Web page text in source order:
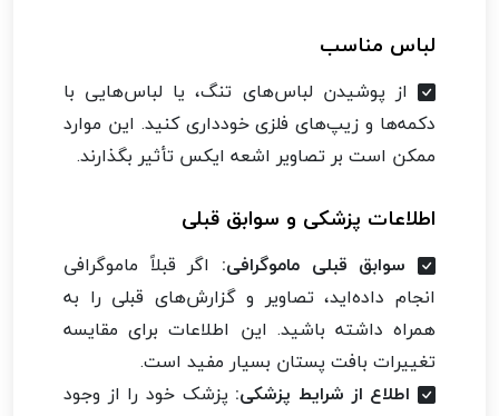
لباس مناسب
از پوشیدن لباس‌های تنگ، یا لباس‌هایی با
دکمه‌ها و زیپ‌های فلزی خودداری کنید. این موارد
ممکن است بر تصاویر اشعه ایکس تأثیر بگذارند.
اطلاعات پزشکی و سوابق قبلی
سوابق قبلی ماموگرافی: اگر قبلاً ماموگرافی
انجام داده‌اید، تصاویر و گزارش‌های قبلی را به
همراه داشته باشید. این اطلاعات برای مقایسه
تغییرات بافت پستان بسیار مفید است.
اطلاع از شرایط پزشکی: پزشک خود را از وجود